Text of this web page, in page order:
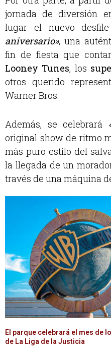
jornada de diversión
lugar el nuevo desfile
aniversario», una
fin de fiesta que
Looney Tunes, los
otros querido
Warner Bros.
Además, se celebrará
original show de ritmo
más puro estilo del
la llegada de un
través de una máquina
El parque celebrará el mes de
de La Liga de la Justicia